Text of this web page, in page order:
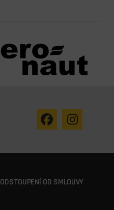
ODSTOUPENÍ OD SMLOUVY